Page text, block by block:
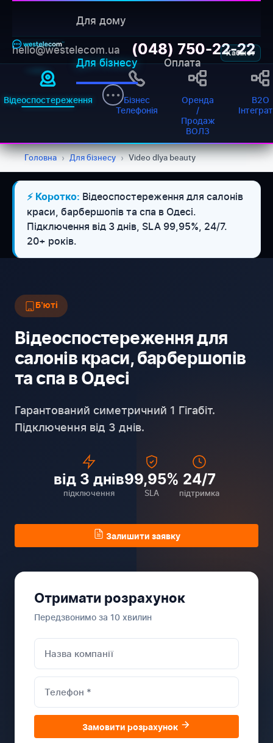
Для дому
Для бізнесу Оплата
Кабінет
hello@westelecom.ua (048) 750-22-22
Відеоспостереження
Бізнес
Телефонія
Оренда
/
Продаж
ВОЛЗ
B2O
Головна › Для бізнесу › Video dlya beauty
⚡ Коротко: Відеоспостереження для салонів
краси, барбершопів та спа в Одесі.
Підключення від 3 днів, SLA 99,95%, 24/7.
20+ років.
Бʼюті
Відеоспостереження для
салонів краси, барбершопів
та спа в Одесі
Гарантований симетричний 1 Гігабіт.
Підключення від 3 днів.
від 3 днів
підключення
99,95%
SLA
24/7
підтримка
Залишити заявку
Отримати розрахунок
Передзвонимо за 10 хвилин
Замовити розрахунок
WESTELECOM
Онлайн-підтримка